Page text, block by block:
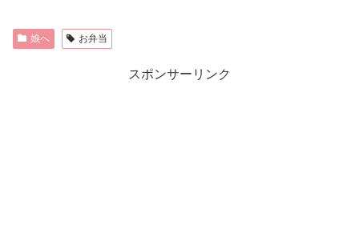
娘へ お弁当
スポンサーリンク